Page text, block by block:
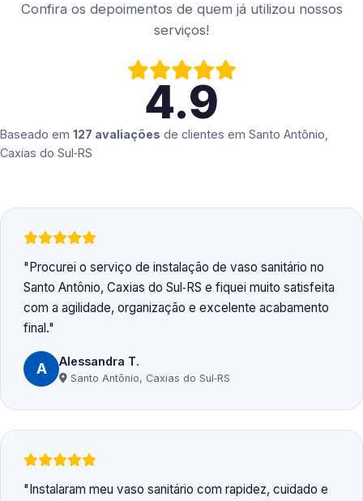
Confira os depoimentos de quem já utilizou nossos
serviços!
4.9
Baseado em 127 avaliações de clientes em Santo Antônio,
Caxias do Sul‑RS
Procurei o serviço de instalação de vaso sanitário no
Santo Antônio, Caxias do Sul‑RS e fiquei muito satisfeita
com a agilidade, organização e excelente acabamento
final.
A Alessandra T.
Santo Antônio, Caxias do Sul‑RS
Instalaram meu vaso sanitário com rapidez, cuidado e